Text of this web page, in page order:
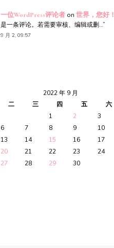
一位WordPress评论者on 世界，您好！
是一条评论。若需要审核、编辑或删…”
9 月 2, 09:57
2022 年 9 月
二 三 四 五 六
1
2 3
6 7 8 9 10
13 14 15 16 17
20 21 22 23 24
27 28 29 30